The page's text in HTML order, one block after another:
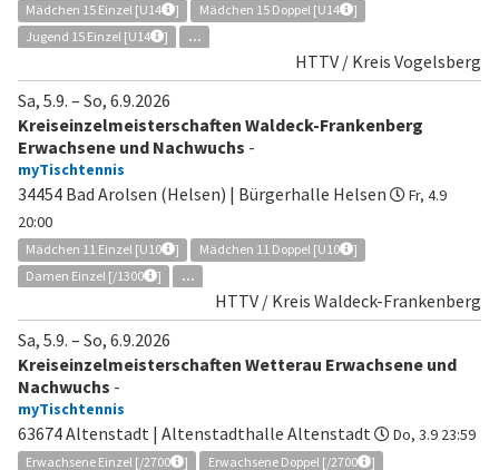
Mädchen 15 Einzel [U14 ] Mädchen 15 Doppel [U14
]
Jugend 15 Einzel [U14
] ...
HTTV / Kreis Vogelsberg
Sa, 5.9. – So, 6.9.2026
Kreiseinzelmeisterschaften Waldeck-Frankenberg
Erwachsene und Nachwuchs -
myTischtennis
34454 Bad Arolsen (Helsen) | Bürgerhalle Helsen
Fr, 4.9
20:00
Mädchen 11 Einzel [U10 ] Mädchen 11 Doppel [U10
]
Damen Einzel [/1300
] ...
HTTV / Kreis Waldeck-Frankenberg
Sa, 5.9. – So, 6.9.2026
Kreiseinzelmeisterschaften Wetterau Erwachsene und
Nachwuchs -
myTischtennis
63674 Altenstadt | Altenstadthalle Altenstadt Do, 3.9 23:59
Erwachsene Einzel [/2700 ] Erwachsene Doppel [/2700 ]